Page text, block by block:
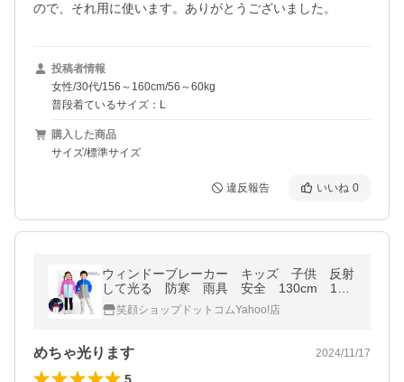
ので、それ用に使います。ありがとうございました。
投稿者情報
女性/30代/156～160cm/56～60kg
普段着ているサイズ：L
購入した商品
サイズ/標準サイズ
違反報告 いいね 0
ウィンドーブレーカー キッズ 子供 反射
して光る 防寒 雨具 安全 130cm 140
cm 150cm ブラック ブルー ピンク
笑顔ショップドットコムYahoo!店
めちゃ光ります 2024/11/17
5